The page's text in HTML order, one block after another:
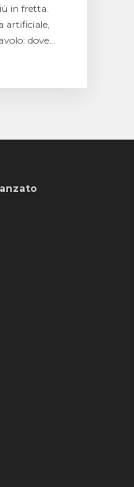
in fretta.
artificiale,
dove…